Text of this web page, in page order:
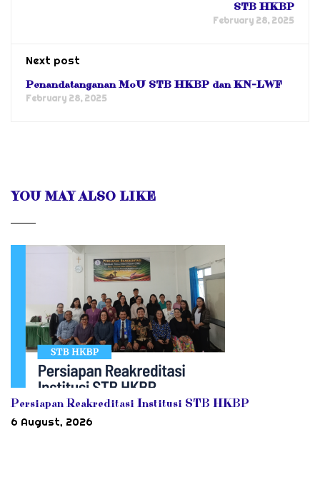
STB HKBP
February 28, 2025
Next post
Penandatanganan MoU STB HKBP dan KN-LWF
February 28, 2025
YOU MAY ALSO LIKE
Persiapan Reakreditasi Institusi STB HKBP
6 August, 2026